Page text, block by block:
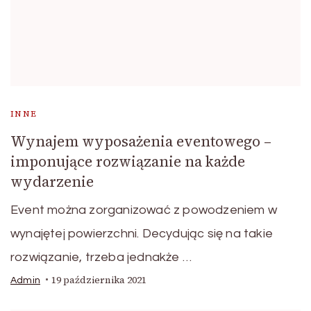
INNE
Wynajem wyposażenia eventowego –
imponujące rozwiązanie na każde
wydarzenie
Event można zorganizować z powodzeniem w
wynajętej powierzchni. Decydując się na takie
rozwiązanie, trzeba jednakże …
Admin 19 października 2021